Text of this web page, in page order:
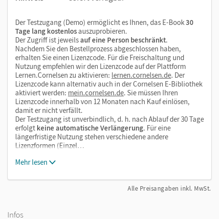
Der Testzugang (Demo) ermöglicht es Ihnen, das E-Book30
Tage lang kostenlosauszuprobieren.
Der Zugriff ist jeweilsauf eine Person beschränkt.
Nachdem Sie den Bestellprozess abgeschlossen haben,
erhalten Sie einen Lizenzcode. Für die Freischaltung und
Nutzung empfehlen wir den Lizenzcode auf der Plattform
Lernen.Cornelsen zu aktivieren: lernen.cornelsen.de. Der
Lizenzcode kann alternativ auch in der Cornelsen E-Bibliothek
aktiviert werden: mein.cornelsen.de. Sie müssen Ihren
Lizenzcode innerhalb von 12 Monaten nach Kauf einlösen,
damit er nicht verfällt.
Der Testzugang ist unverbindlich, d. h. nach Ablauf der 30 Tage
erfolgt keine automatische Verlängerung. Für eine
längerfristige Nutzung stehen verschiedene andere
Lizenzformen (Einzel…
Mehr lesen
Alle Preisangaben inkl. MwSt.
Infos